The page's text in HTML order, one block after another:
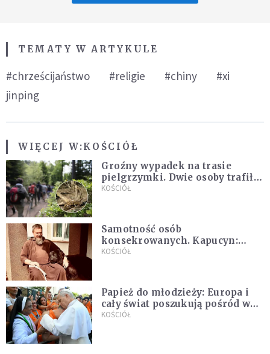
TEMATY W ARTYKULE
#chrześcijaństwo #religie #chiny
#xi
jinping
WIĘCEJ W:KOŚCIÓŁ
Groźny wypadek na trasie
pielgrzymki. Dwie osoby trafiły
do szpitala
KOŚCIÓŁ
Samotność osób
konsekrowanych. Kapucyn:
Życie w pojedynkę rzadko jest
KOŚCIÓŁ
Papież do młodzieży: Europa i
cały świat poszukują pośród was
nowych świętych
KOŚCIÓŁ